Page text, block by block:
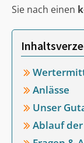
Sie nach einen
Anlässe
Unser
Ablauf